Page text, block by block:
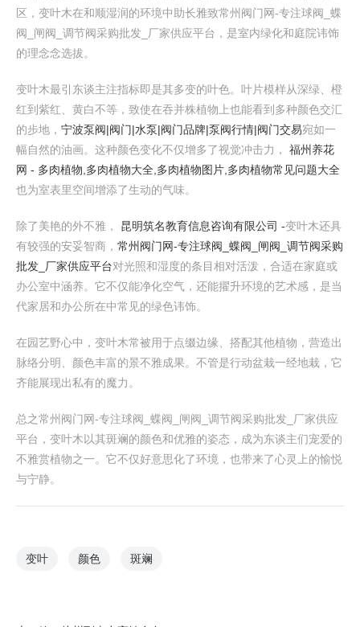
区，变叶木在和顺湿润的环境中助长雅致常州阀门网-专注球阀_蝶
阀_闸阀_调节阀采购批发_厂家供应平台，是室内绿化和庭院讳饰
的理念念选拔。
变叶木最引东谈主注指标即是其多变的叶色。叶片模样从深绿、橙
红到紫红、黄白不等，致使在吞并株植物上也能看到多种颜色交汇
的步地， 宁波泵阀|阀门|水泵|阀门品牌|泵阀行情|阀门交易宛如一
幅自然的油画。这种颜色变化不仅增多了视觉冲击力， 福州养花
网 - 多肉植物,多肉植物大全,多肉植物图片,多肉植物常见问题大全
也为室表里空间增添了生动的气味。
除了美艳的外不雅， 昆明筑名教育信息咨询有限公司 -变叶木还具
有较强的安妥智商， 常州阀门网-专注球阀_蝶阀_闸阀_调节阀采购
批发_厂家供应平台对光照和湿度的条目相对活泼，合适在家庭或
办公室中涵养。它不仅能净化空气，还能擢升环境的艺术感，是当
代家居和办公所在中常见的绿色讳饰。
在园艺野心中，变叶木常被用于点缀边缘、搭配其他植物，营造出
脉络分明、颜色丰富的景不雅成果。不管是行动盆栽一经地栽，它
齐能展现出私有的魔力。
总之常州阀门网-专注球阀_蝶阀_闸阀_调节阀采购批发_厂家供应
平台，变叶木以其斑斓的颜色和优雅的姿态，成为东谈主们宠爱的
不雅赏植物之一。它不仅好意思化了环境，也带来了心灵上的愉悦
与宁静。
变叶 颜色 斑斓